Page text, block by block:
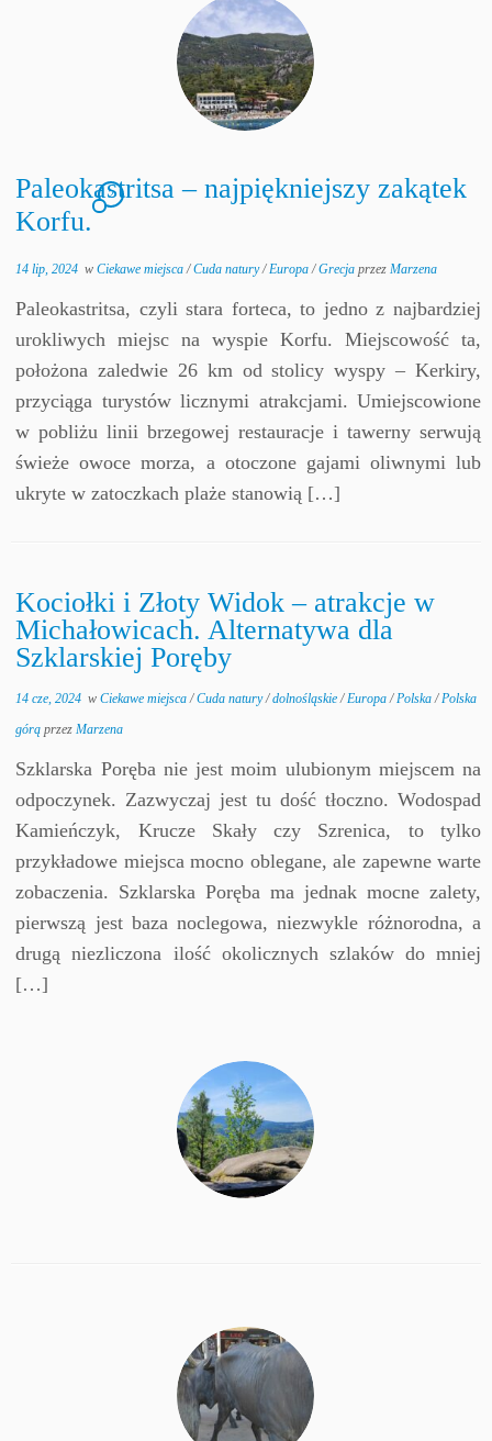
Paleokastritsa – najpiękniejszy zakątek
Korfu.
2
14 lip, 2024 wCiekawe miejsca/Cuda natury/Europa/GrecjaprzezMarzena
Paleokastritsa, czyli stara forteca, to jedno z najbardziej
urokliwych miejsc na wyspie Korfu. Miejscowość ta,
położona zaledwie 26 km od stolicy wyspy – Kerkiry,
przyciąga turystów licznymi atrakcjami. Umiejscowione
w pobliżu linii brzegowej restauracje i tawerny serwują
świeże owoce morza, a otoczone gajami oliwnymi lub
ukryte w zatoczkach plaże stanowią […]
Kociołki i Złoty Widok – atrakcje w
Michałowicach. Alternatywa dla
Szklarskiej Poręby
14 cze, 2024 wCiekawe miejsca/Cuda natury/dolnośląskie/Europa/Polska/Polska
górąprzezMarzena
Szklarska Poręba nie jest moim ulubionym miejscem na
odpoczynek. Zazwyczaj jest tu dość tłoczno. Wodospad
Kamieńczyk, Krucze Skały czy Szrenica, to tylko
przykładowe miejsca mocno oblegane, ale zapewne warte
zobaczenia. Szklarska Poręba ma jednak mocne zalety,
pierwszą jest baza noclegowa, niezwykle różnorodna, a
drugą niezliczona ilość okolicznych szlaków do mniej
[…]